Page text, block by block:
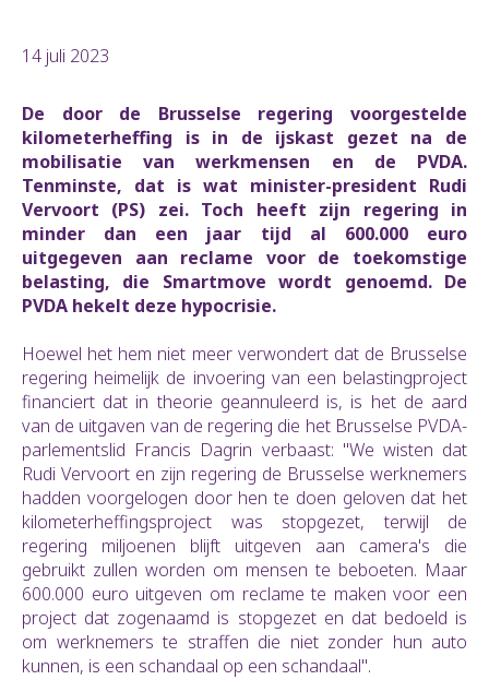
14 juli 2023
De door de Brusselse regering voorgestelde
kilometerheffing is in de ijskast gezet na de
mobilisatie van werkmensen en de PVDA.
Tenminste, dat is wat minister-president Rudi
Vervoort (PS) zei. Toch heeft zijn regering in
minder dan een jaar tijd al 600.000 euro
uitgegeven aan reclame voor de toekomstige
belasting, die Smartmove wordt genoemd. De
PVDA hekelt deze hypocrisie.
Hoewel het hem niet meer verwondert dat de Brusselse
regering heimelijk de invoering van een belastingproject
financiert dat in theorie geannuleerd is, is het de aard
van de uitgaven van de regering die het Brusselse PVDA-
parlementslid Francis Dagrin verbaast: "We wisten dat
Rudi Vervoort en zijn regering de Brusselse werknemers
hadden voorgelogen door hen te doen geloven dat het
kilometerheffingsproject was stopgezet, terwijl de
regering miljoenen blijft uitgeven aan camera's die
gebruikt zullen worden om mensen te beboeten. Maar
600.000 euro uitgeven om reclame te maken voor een
project dat zogenaamd is stopgezet en dat bedoeld is
om werknemers te straffen die niet zonder hun auto
kunnen, is een schandaal op een schandaal".